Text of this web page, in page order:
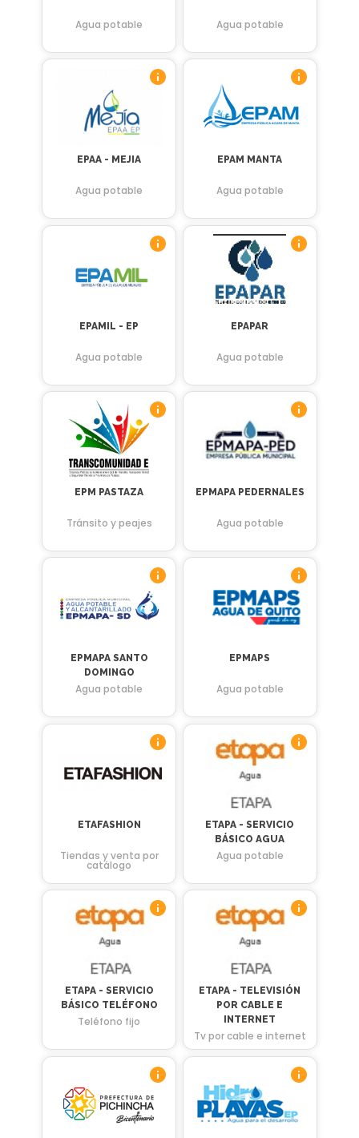
Agua potable Agua potable
EPAA - MEJIA
Agua potable
EPAM MANTA
Agua potable
EPAMIL - EP
Agua potable
EPAPAR
Agua potable
EPM PASTAZA
Tránsito y peajes
EPMAPA PEDERNALES
Agua potable
EPMAPA SANTO
DOMINGO
Agua potable
EPMAPS
Agua potable
ETAFASHION
Tiendas y venta por
catálogo
ETAPA - SERVICIO
BÁSICO AGUA
Agua potable
ETAPA - SERVICIO
BÁSICO TELÉFONO
Teléfono fijo
ETAPA - TELEVISIÓN
POR CABLE E
INTERNET
Tv por cable e internet